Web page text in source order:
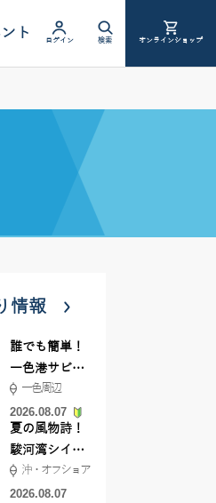
ト ログイン 検索 オンラインショップ
情報
誰でも簡単！
一色港サビキ
＆ちょい投げ
一色周辺
2026.08.07
夏の風物詩！
駿河湾シイラ
キャスティン
グ行ってきま
沖・オフショア
2026.08.07